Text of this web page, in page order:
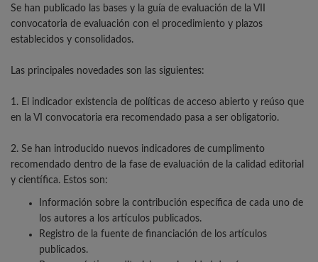
Se han publicado las bases y la guía de evaluación de la VII
convocatoria de evaluación con el procedimiento y plazos
establecidos y consolidados.
Las principales novedades son las siguientes:
1. El indicador existencia de políticas de acceso abierto y reúso que
en la VI convocatoria era recomendado pasa a ser obligatorio.
2. Se han introducido nuevos indicadores de cumplimento
recomendado dentro de la fase de evaluación de la calidad editorial
y científica. Estos son:
Información sobre la contribución específica de cada uno de
los autores a los artículos publicados.
Registro de la fuente de financiación de los artículos
publicados.